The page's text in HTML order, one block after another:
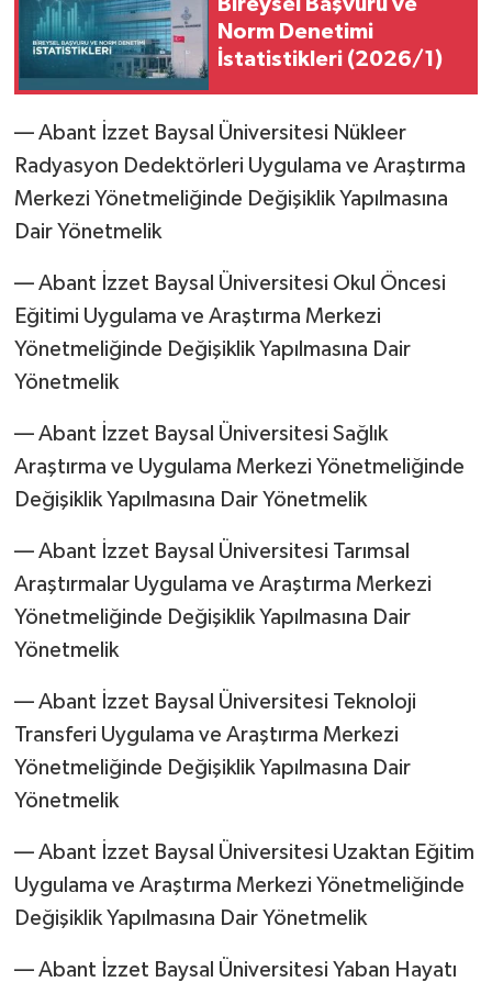
Bireysel Başvuru ve
Norm Denetimi
İstatistikleri (2026/1)
–– Abant İzzet Baysal Üniversitesi Nükleer
Radyasyon Dedektörleri Uygulama ve Araştırma
Merkezi Yönetmeliğinde Değişiklik Yapılmasına
Dair Yönetmelik
–– Abant İzzet Baysal Üniversitesi Okul Öncesi
Eğitimi Uygulama ve Araştırma Merkezi
Yönetmeliğinde Değişiklik Yapılmasına Dair
Yönetmelik
–– Abant İzzet Baysal Üniversitesi Sağlık
Araştırma ve Uygulama Merkezi Yönetmeliğinde
Değişiklik Yapılmasına Dair Yönetmelik
–– Abant İzzet Baysal Üniversitesi Tarımsal
Araştırmalar Uygulama ve Araştırma Merkezi
Yönetmeliğinde Değişiklik Yapılmasına Dair
Yönetmelik
–– Abant İzzet Baysal Üniversitesi Teknoloji
Transferi Uygulama ve Araştırma Merkezi
Yönetmeliğinde Değişiklik Yapılmasına Dair
Yönetmelik
–– Abant İzzet Baysal Üniversitesi Uzaktan Eğitim
Uygulama ve Araştırma Merkezi Yönetmeliğinde
Değişiklik Yapılmasına Dair Yönetmelik
–– Abant İzzet Baysal Üniversitesi Yaban Hayatı